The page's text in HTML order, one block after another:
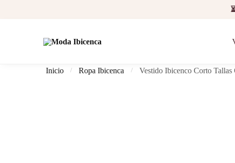
Inicio / Ropa Ibicenca / Vestido Ibicenco Corto Tallas